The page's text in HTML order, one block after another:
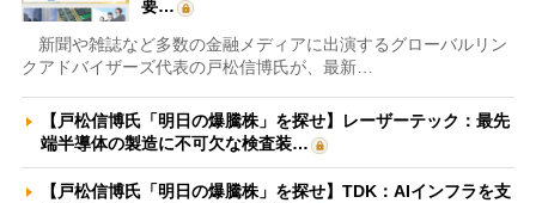
要…
新聞や雑誌など多数の金融メディアに出演するグローバルリン
クアドバイザーズ代表の戸松信博氏が、最新…
【戸松信博氏「明日の爆騰株」を探せ】レーザーテック：最先
端半導体の製造に不可欠な検査装…
【戸松信博氏「明日の爆騰株」を探せ】TDK：AIインフラを支